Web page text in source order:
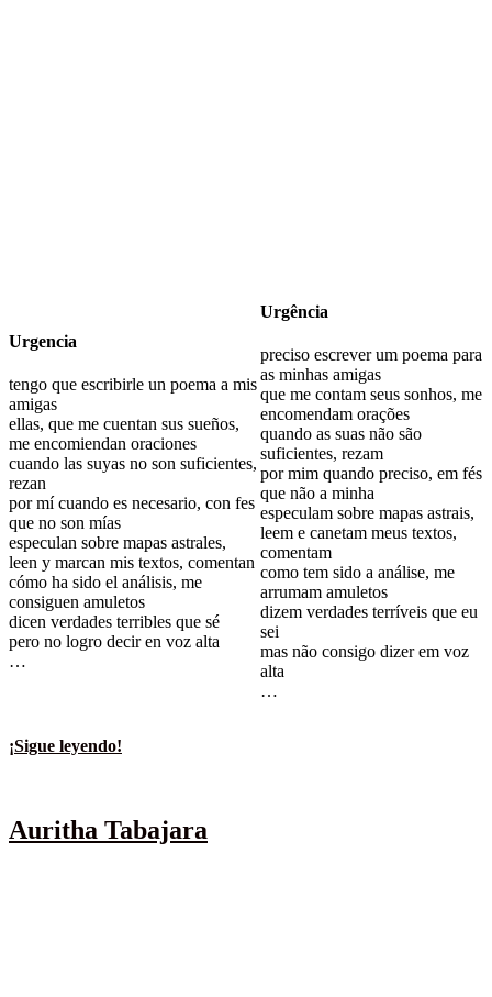
Urgencia
tengo que escribirle un poema a mis
amigas
ellas, que me cuentan sus sueños,
me encomiendan oraciones
cuando las suyas no son suficientes,
rezan
por mí cuando es necesario, con fes
que no son mías
especulan sobre mapas astrales,
leen y marcan mis textos, comentan
cómo ha sido el análisis, me
consiguen amuletos
dicen verdades terribles que sé
pero no logro decir en voz alta
…
Urgência
preciso escrever um poema para
as minhas amigas
que me contam seus sonhos, me
encomendam orações
quando as suas não são
suficientes, rezam
por mim quando preciso, em fés
que não a minha
especulam sobre mapas astrais,
leem e canetam meus textos,
comentam
como tem sido a análise, me
arrumam amuletos
dizem verdades terríveis que eu
sei
mas não consigo dizer em voz
alta
…
¡Sigue leyendo!
Auritha Tabajara